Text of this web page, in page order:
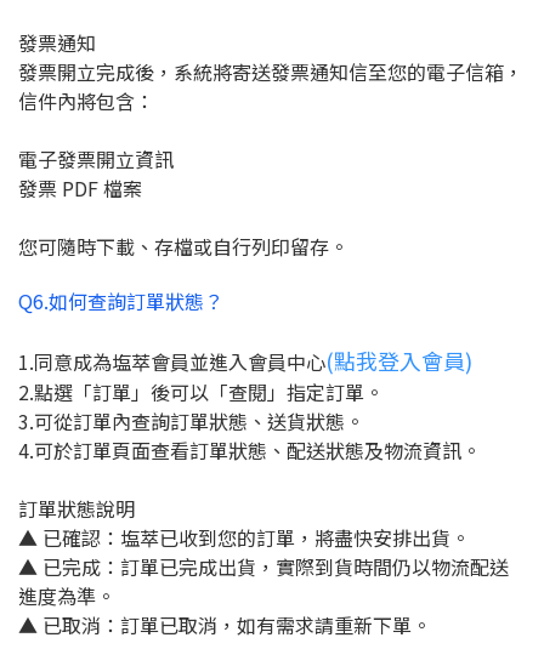
發票通知
發票開立完成後，系統將寄送發票通知信至您的電子信箱，
信件內將包含：
電子發票開立資訊
發票 PDF 檔案
您可隨時下載、存檔或自行列印留存。
Q6.如何查詢訂單狀態？
1.同意成為塩萃會員並進入會員中心(點我登入會員)
2.點選「訂單」後可以「查閱」指定訂單。
3.可從訂單內查詢訂單狀態、送貨狀態。
4.可於訂單頁面查看訂單狀態、配送狀態及物流資訊。
訂單狀態說明
▲ 已確認：塩萃已收到您的訂單，將盡快安排出貨。
▲ 已完成：訂單已完成出貨，實際到貨時間仍以物流配送
進度為準。
▲ 已取消：訂單已取消，如有需求請重新下單。